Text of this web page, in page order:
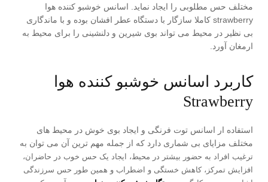
مختلف حس مطلوبی را ایجاد نماید. اسانس خوشبو کننده هوا
strawberry کاملا سازگار با دستگاه عطر افشان بوده و با ماندگاری
بی نظیر در محیط می تواند بوی شیرین و دلنشینی را برای محیط به
ارمغان آورد.
کاربرد اسانس خوشبو کننده هوا
Strawberry
استفاده ار اسانس توت فرنگی و ایجاد بوی خوش در محیط های
مختلف مزایای بی شماری دارد که از جمله مهم ترین آن می توان به
ترغیب افراد به حضور بیشتر در محیط، ایجاد یک حس خوب در حاضران،
افزایش تمرکز، کاهش خستگی و اضطراب و همین طور حس سرزندگی